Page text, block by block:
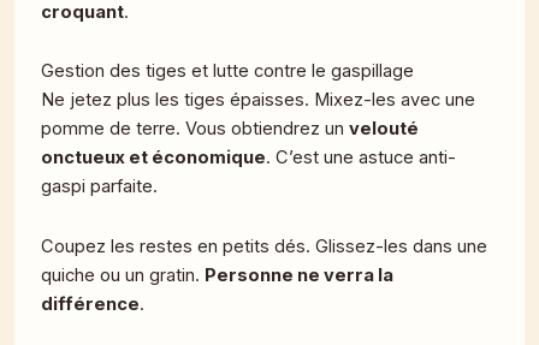
croquant.
Gestion des tiges et lutte contre le gaspillage
Ne jetez plus les tiges épaisses. Mixez-les avec une
pomme de terre. Vous obtiendrez un velouté
onctueux et économique. C’est une astuce anti-
gaspi parfaite.
Coupez les restes en petits dés. Glissez-les dans une
quiche ou un gratin. Personne ne verra la
différence.